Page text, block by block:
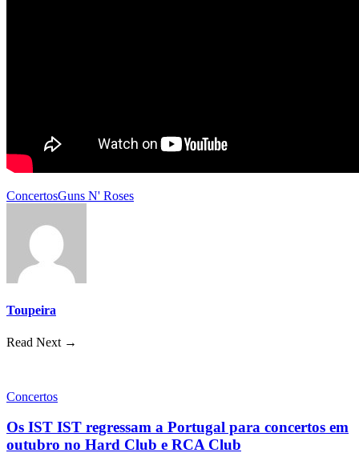
ConcertosGuns N' Roses
Toupeira
Read Next →
Concertos
Os IST IST regressam a Portugal para concertos em
outubro no Hard Club e RCA Club